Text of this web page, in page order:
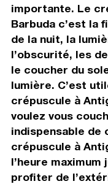
importante. Le
Barbuda c’est la
de la nuit, la
l’obscurité, les
le coucher du
lumière. C’est
crépuscule à
voulez vous
indispensable de
crépuscule à
l’heure maximum
profiter de